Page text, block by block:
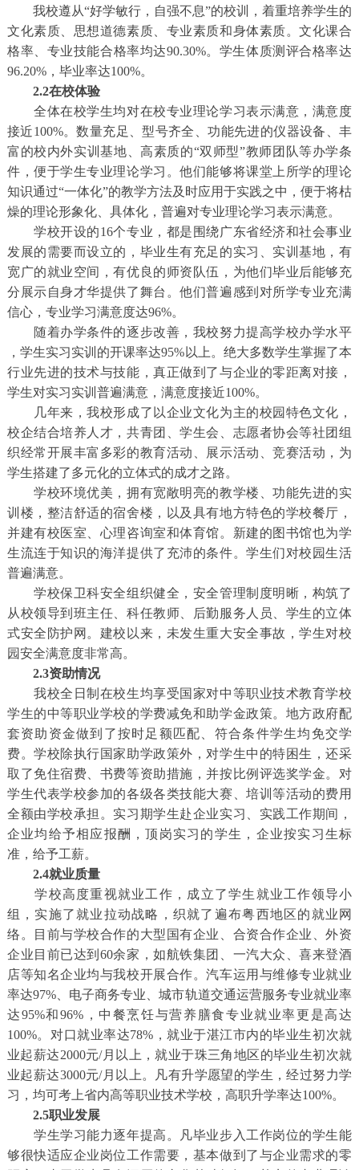
我校遵从“好学敏行，自强不息”的校训，着重培养学生的
文化素质、思想道德素质、专业素质和身体素质。文化课合
格率、专业技能合格率均达90.30%。学生体质测评合格率达
96.20%，毕业率达100%。
2.2在校体验
全体在校学生均对在校专业理论学习表示满意，满意度
接近100%。数量充足、型号齐全、功能先进的仪器设备、丰
富的校内外实训基地、高素质的“双师型”教师团队等办学条
件，便于学生专业理论学习。他们能够将课堂上所学的理论
知识通过“一体化”的教学方法及时应用于实践之中，便于将枯
燥的理论形象化、具体化，普遍对专业理论学习表示满意。
学校开设的16个专业，都是围绕广东省经济和社会事业
发展的需要而设立的，毕业生有充足的实习、实训基地，有
宽广的就业空间，有优良的师资队伍，为他们毕业后能够充
分展示自身才华提供了舞台。他们普遍感到对所学专业充满
信心，专业学习满意度达96%。
随着办学条件的逐步改善，我校努力提高学校办学水平
，学生实习实训的开课率达95%以上。绝大多数学生掌握了本
行业先进的技术与技能，真正做到了与企业的零距离对接，
学生对实习实训普遍满意，满意度接近100%。
几年来，我校形成了以企业文化为主的校园特色文化，
校企结合培养人才，共青团、学生会、志愿者协会等社团组
织经常开展丰富多彩的教育活动、展示活动、竞赛活动，为
学生搭建了多元化的立体式的成才之路。
学校环境优美，拥有宽敞明亮的教学楼、功能先进的实
训楼，整洁舒适的宿舍楼，以及具有地方特色的学校餐厅，
并建有校医室、心理咨询室和体育馆。新建的图书馆也为学
生流连于知识的海洋提供了充沛的条件。学生们对校园生活
普遍满意。
学校保卫科安全组织健全，安全管理制度明晰，构筑了
从校领导到班主任、科任教师、后勤服务人员、学生的立体
式安全防护网。建校以来，未发生重大安全事故，学生对校
园安全满意度非常高。
2.3资助情况
我校全日制在校生均享受国家对中等职业技术教育学校
学生的中等职业学校的学费减免和助学金政策。地方政府配
套资助资金做到了按时足额匹配、符合条件学生均免交学
费。学校除执行国家助学政策外，对学生中的特困生，还采
取了免住宿费、书费等资助措施，并按比例评选奖学金。对
学生代表学校参加的各级各类技能大赛、培训等活动的费用
全额由学校承担。实习期学生赴企业实习、实践工作期间，
企业均给予相应报酬，顶岗实习的学生，企业按实习生标
准，给予工薪。
2.4就业质量
学校高度重视就业工作，成立了学生就业工作领导小
组，实施了就业拉动战略，织就了遍布粤西地区的就业网
络。目前与学校合作的大型国有企业、合资合作企业、外资
企业目前已达到60余家，如航铁集团、一汽大众、喜来登酒
店等知名企业均与我校开展合作。汽车运用与维修专业就业
率达97%、电子商务专业、城市轨道交通运营服务专业就业率
达95%和96%，中餐烹饪与营养膳食专业就业率更是高达
100%。对口就业率达78%，就业于湛江市内的毕业生初次就
业起薪达2000元/月以上，就业于珠三角地区的毕业生初次就
业起薪达3000元/月以上。凡有升学愿望的学生，经过努力学
习，均可考上省内高等职业技术学校，高职升学率达100%。
2.5职业发展
学生学习能力逐年提高。凡毕业步入工作岗位的学生能
够很快适应企业岗位工作需要，基本做到了与企业需求的零